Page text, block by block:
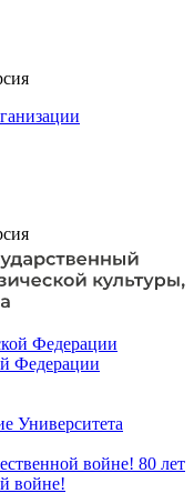
Федерации
Университета
80 лет
войне!